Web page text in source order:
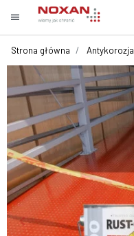
menu
Strona główna Antykorozja
Poprzedni
keyboard_arrow_left